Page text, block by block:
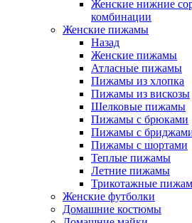
Женские нижние
комбинации
Женские пижамы
Назад
Женские пижамы
Атласные пижамы
Пижамы из хлопка
Пижамы из вискозы
Шелковые пижамы
Пижамы с брюками
Пижамы с
Пижамы с шортами
Теплые пижамы
Летние пижамы
Трикотажные
Женские футболки
Домашние костюмы